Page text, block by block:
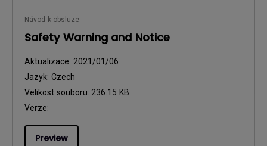
Návod k obsluze
Safety Warning and Notice
Aktualizace: 2021/01/06
Jazyk: Czech
Velikost souboru: 236.15 KB
Verze:
Preview